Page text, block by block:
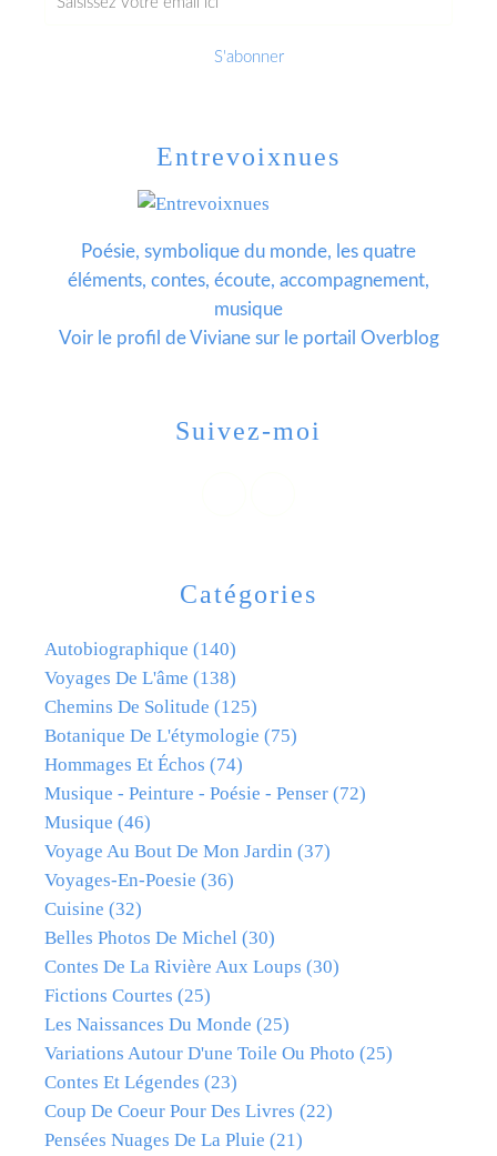
Catégories
Autobiographique (140)
Voyages De L'âme (138)
Chemins De Solitude (125)
Botanique De L'étymologie (75)
Hommages Et Échos (74)
Musique - Peinture - Poésie - Penser (72)
Musique (46)
Voyage Au Bout De Mon Jardin (37)
Voyages-En-Poesie (36)
Cuisine (32)
Belles Photos De Michel (30)
Contes De La Rivière Aux Loups (30)
Fictions Courtes (25)
Les Naissances Du Monde (25)
Variations Autour D'une Toile Ou Photo (25)
Contes Et Légendes (23)
Coup De Coeur Pour Des Livres (22)
Pensées Nuages De La Pluie (21)
Entrevoixnues
Poésie, symbolique du monde, les quatre
éléments, contes, écoute, accompagnement,
musique
Voir le profil deVivianesur le portail Overblog
Suivez-moi